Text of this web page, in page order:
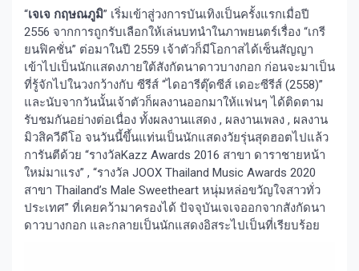
“เจเจ กฤษณภูมิ” เริ่มเข้าสู่วงการบันเทิงเป็นครั้งแรกเมื่อปี
2556 จากการถูกรับเลือกให้เล่นบทนำในภาพยนตร์เรื่อง “เกรี
ยนฟิคชั่น” ต่อมาในปี 2559 เจ้าตัวก็มีโอกาสได้เซ็นสัญญา
เข้าไปเป็นนักแสดงภายใต้สังกัดนาดาวบางกอก ก่อนจะมาเป็น
ที่รู้จักไปในวงกว้างกับ ซีรีส์ “ไดอารีตุ๊ดซีส์ เดอะซีรีส์ (2558)”
และนับจากวันนั้นเจ้าตัวก็ผลงานออกมาให้แฟนๆ ได้ติดตาม
รับชมกันอย่างต่อเนื่อง ทั้งผลงานแสดง , ผลงานเพลง , ผลงาน
มิวสิควีดีโอ จนวันนี้ขึ้นแท่นเป็นนักแสดงวัยรุ่นสุดฮอตไปแล้ว
การันตีด้วย “รางวัลKazz Awards 2016 สาขา ดาราชายหน้า
ใหม่มาแรง” , “รางวัล JOOX Thailand Music Awards 2020
สาขา Thailand’s Male Sweetheart หนุ่มหล่อขวัญใจสาวทั่ว
ประเทศ” ที่เคยคว้ามาครองได้ ปัจจุบันเจเจออกจากสังกัดนา
ดาวบางกอก และกลายเป็นนักแสดงอิสระไปเป็นที่เรียบร้อย